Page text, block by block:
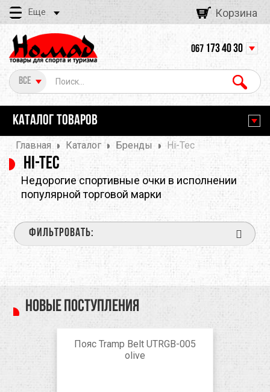
Еще Корзина
Все
067 173 40 30
КАТАЛОГ ТОВАРОВ
Главная Каталог Бренды Hi-Tec
Hi-Tec
Недорогие спортивные очки в исполнении
популярной торговой марки
ФИЛЬТРОВАТЬ:
Новые поступления
Пояс Tramp Belt UTRGB-005
olive